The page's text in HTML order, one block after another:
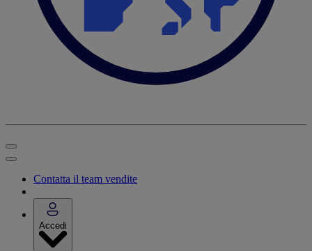
Contatta il team vendite
Accedi